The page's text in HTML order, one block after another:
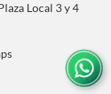
Local 3 y 4